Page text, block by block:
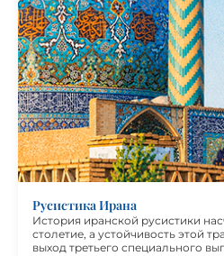
Русистика Ирана
История иранской русистики
столетие, а устойчивость этой
выход третьего специального
столетие, а устойчивость этой
выход третьего специального
Ирана». Новый номер выводит
современные исследования,
эмпирическом материале и
персидского языков, и
научных традиций иранской
внимания — вопросы
перевода и лексикографии, а
методики обучения русскому
аудитории.
Журнал «Русистика Ирана-3»
поддержке фонда “Русский